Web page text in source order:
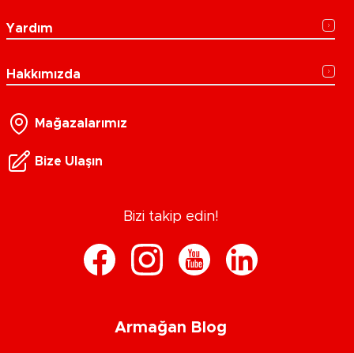
Yardım
Hakkımızda
Mağazalarımız
Bize Ulaşın
Bizi takip edin!
Armağan Blog